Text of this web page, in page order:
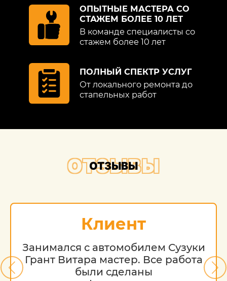
ОПЫТНЫЕ МАСТЕРА СО
СТАЖЕМ БОЛЕЕ 10 ЛЕТ
В команде специалисты со
стажем более 10 лет
ПОЛНЫЙ СПЕКТР УСЛУГ
От локального ремонта до
стапельных работ
ОТЗЫВЫ
ОТЗЫВЫ
Клиент
Занимался с автомобилем Сузуки
Грант Витара мастер. Все работа
были сделаны